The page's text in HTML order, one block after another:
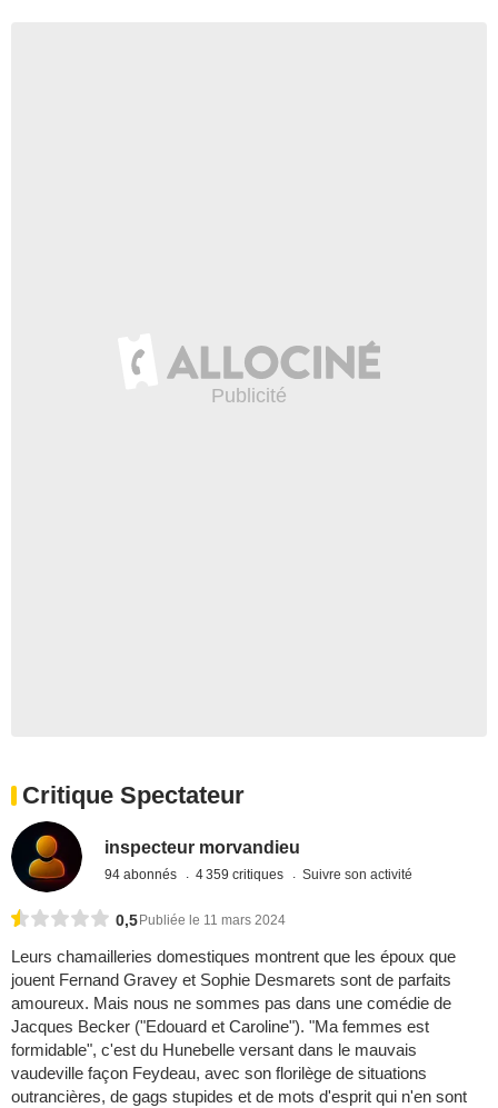
Critique Spectateur
inspecteur morvandieu
94 abonnés 4 359 critiques Suivre son activité
0,5 Publiée le 11 mars 2024
Leurs chamailleries domestiques montrent que les époux que
jouent Fernand Gravey et Sophie Desmarets sont de parfaits
amoureux. Mais nous ne sommes pas dans une comédie de
Jacques Becker ("Edouard et Caroline"). "Ma femmes est
formidable", c'est du Hunebelle versant dans le mauvais
vaudeville façon Feydeau, avec son florilège de situations
outrancières, de gags stupides et de mots d'esprit qui n'en sont